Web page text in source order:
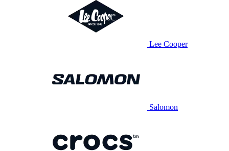
Lee Cooper
Salomon